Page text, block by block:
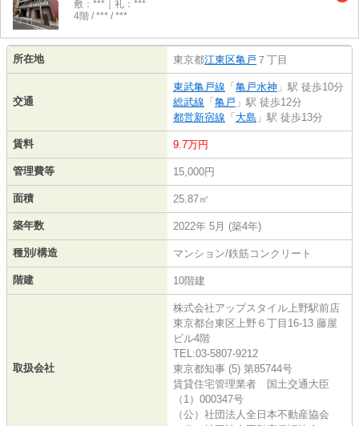
敷：***｜礼：***
4階 / *** / ***
所在地 東京都江東区亀戸 ７丁目
交通
東武亀戸線 「 亀戸水神 」駅 徒歩10分
総武線 「 亀戸 」駅 徒歩12分
都営新宿線 「 大島 」駅 徒歩13分
賃料 9.7万円
管理費等 15,000円
面積 25.87㎡
築年数 2022年 5月 (築4年)
種別/構造 マンション/鉄筋コンクリート
階建 10階建
取扱会社
株式会社アップスタイル上野駅前店
東京都台東区上野６丁目16-13 藤屋
ビル4階
TEL:03-5807-9212
東京都知事 (5) 第85744号
賃貸住宅管理業者 国土交通大臣
（1）000347号
（公）社団法人全日本不動産協会